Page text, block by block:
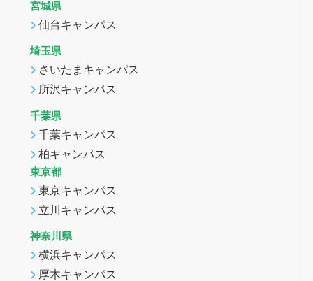
宮城県
仙台キャンパス
埼玉県
さいたまキャンパス
所沢キャンパス
千葉県
千葉キャンパス
柏キャンパス
東京都
東京キャンパス
立川キャンパス
神奈川県
横浜キャンパス
厚木キャンパス